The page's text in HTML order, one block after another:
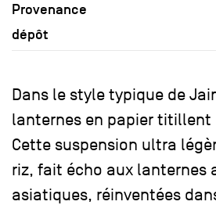
Provenance
dépôt
Dans le style typique de
lanternes en papier titillent
Cette suspension ultra
riz, fait écho aux lanternes
asiatiques, réinventées